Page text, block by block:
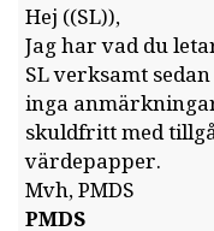
Hej ((SL)),
Jag har vad du
SL verksamt
inga
skuldfritt med
värdepapper.
Mvh, PMDS
PMDS